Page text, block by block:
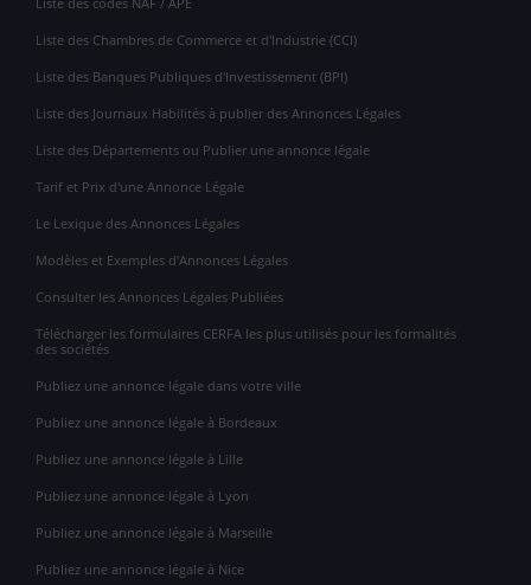
Liste des Chambres de Commerce et d'Industrie (CCI)
Liste des Banques Publiques d'Investissement (BPI)
Liste des Journaux Habilités à publier des Annonces Légales
Liste des Départements ou Publier une annonce légale
Tarif et Prix d'une Annonce Légale
Le Lexique des Annonces Légales
Modèles et Exemples d'Annonces Légales
Consulter les Annonces Légales Publiées
Télécharger les formulaires CERFA les plus utilisés pour les formalités
des sociétés
Publiez une annonce légale dans votre ville
Publiez une annonce légale à Bordeaux
Publiez une annonce légale à Lille
Publiez une annonce légale à Lyon
Publiez une annonce légale à Marseille
Publiez une annonce légale à Nice